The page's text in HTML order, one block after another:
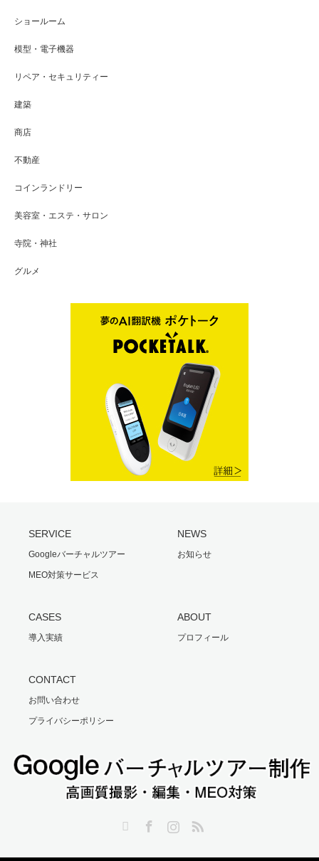
ショールーム
模型・電子機器
リペア・セキュリティー
建築
商店
不動産
コインランドリー
美容室・エステ・サロン
寺院・神社
グルメ
SERVICE
Googleバーチャルツアー
MEO対策サービス
NEWS
お知らせ
CASES
導入実績
ABOUT
プロフィール
CONTACT
お問い合わせ
プライバシーポリシー